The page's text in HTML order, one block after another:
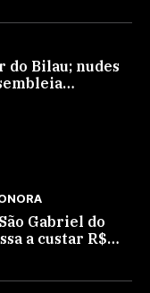
do Bilau; nudes
Gabriel do
a custar R$